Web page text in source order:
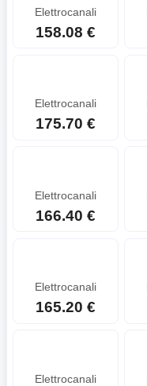
Elettrocanali
158.08 €
Elettrocanali
175.70 €
Elettrocanali
166.40 €
Elettrocanali
165.20 €
Elettrocanali